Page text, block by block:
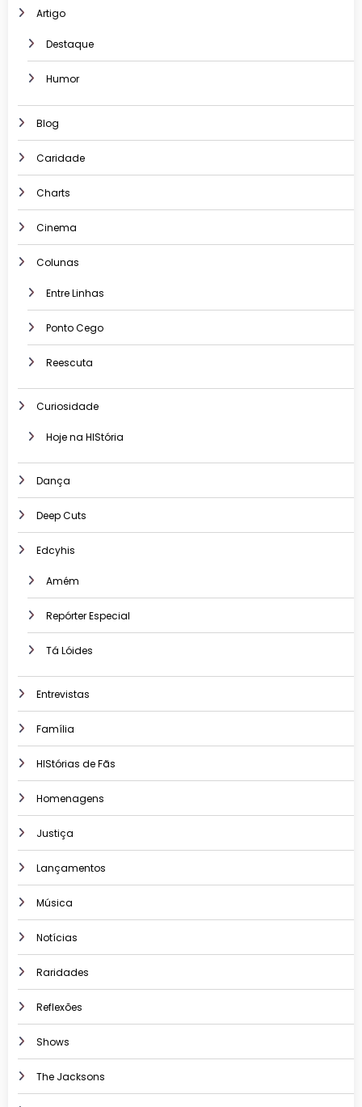
Artigo
Destaque
Humor
Blog
Caridade
Charts
Cinema
Colunas
Entre Linhas
Ponto Cego
Reescuta
Curiosidade
Hoje na HIStória
Dança
Deep Cuts
Edcyhis
Amém
Repórter Especial
Tá Lóides
Entrevistas
Família
HIStórias de Fãs
Homenagens
Justiça
Lançamentos
Música
Notícias
Raridades
Reflexões
Shows
The Jacksons